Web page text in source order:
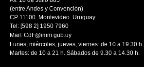
(entre Andes y Convención)
CP 11100. Montevideo. Uruguay
Tel: [598 2] 1950 7960
Mail: CdF@imm.gub.uy
Lunes, miércoles, jueves, viernes: de 10 a 19.30 h.
Martes: de 10 a 21 h. Sábados de 9.30 a 14.30 h.